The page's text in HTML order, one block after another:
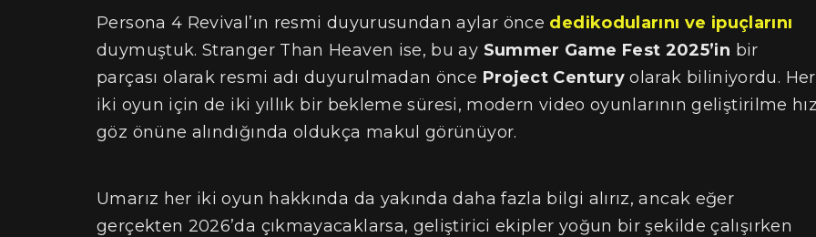
Persona 4 Revival’ın resmi duyurusundan aylar önce dedikodularını ve ipuçlarını
duymuştuk. Stranger Than Heaven ise, bu ay Summer Game Fest 2025’in bir
parçası olarak resmi adı duyurulmadan önce Project Centuryolarak biliniyordu. Her
iki oyun için de iki yıllık bir bekleme süresi, modern video oyunlarının geliştirilme
göz önüne alındığında oldukça makul görünüyor.
Umarız her iki oyun hakkında da yakında daha fazla bilgi alırız, ancak eğer
gerçekten 2026’da çıkmayacaklarsa, geliştirici ekipler yoğun bir şekilde çalışırken